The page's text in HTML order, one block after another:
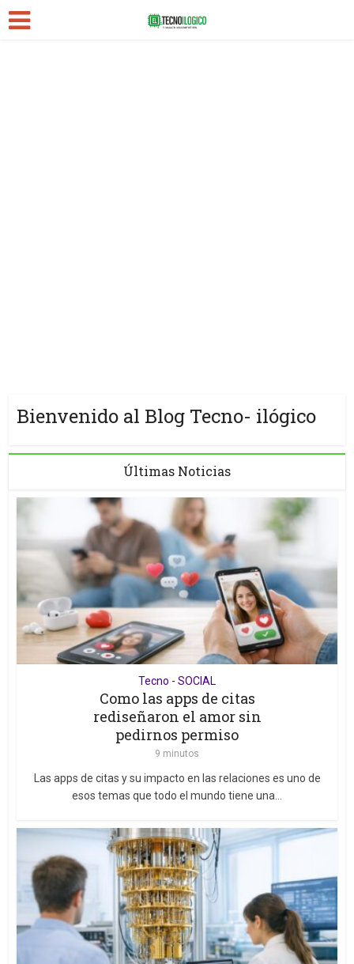
Bienvenido al Blog Tecno- ilógico
Últimas Noticias
Tecno - SOCIAL
Como las apps de citas
rediseñaron el amor sin
pedirnos permiso
9 minutos
Las apps de citas y su impacto en las relaciones es uno de
esos temas que todo el mundo tiene una...